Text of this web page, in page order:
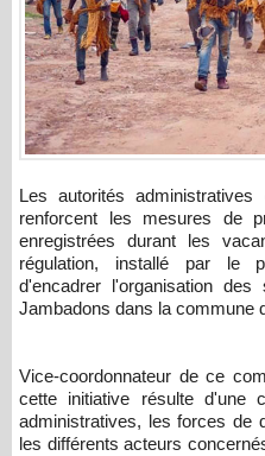
Les autorités administratives du département de Ziguinchor
renforcent les mesures de
enregistrées durant les
régulation, installé par le
d'encadrer l'organisation
Jambadons dans la commune
Vice-coordonnateur de ce
cette initiative résulte d'une
administratives, les forces de
les différents acteurs